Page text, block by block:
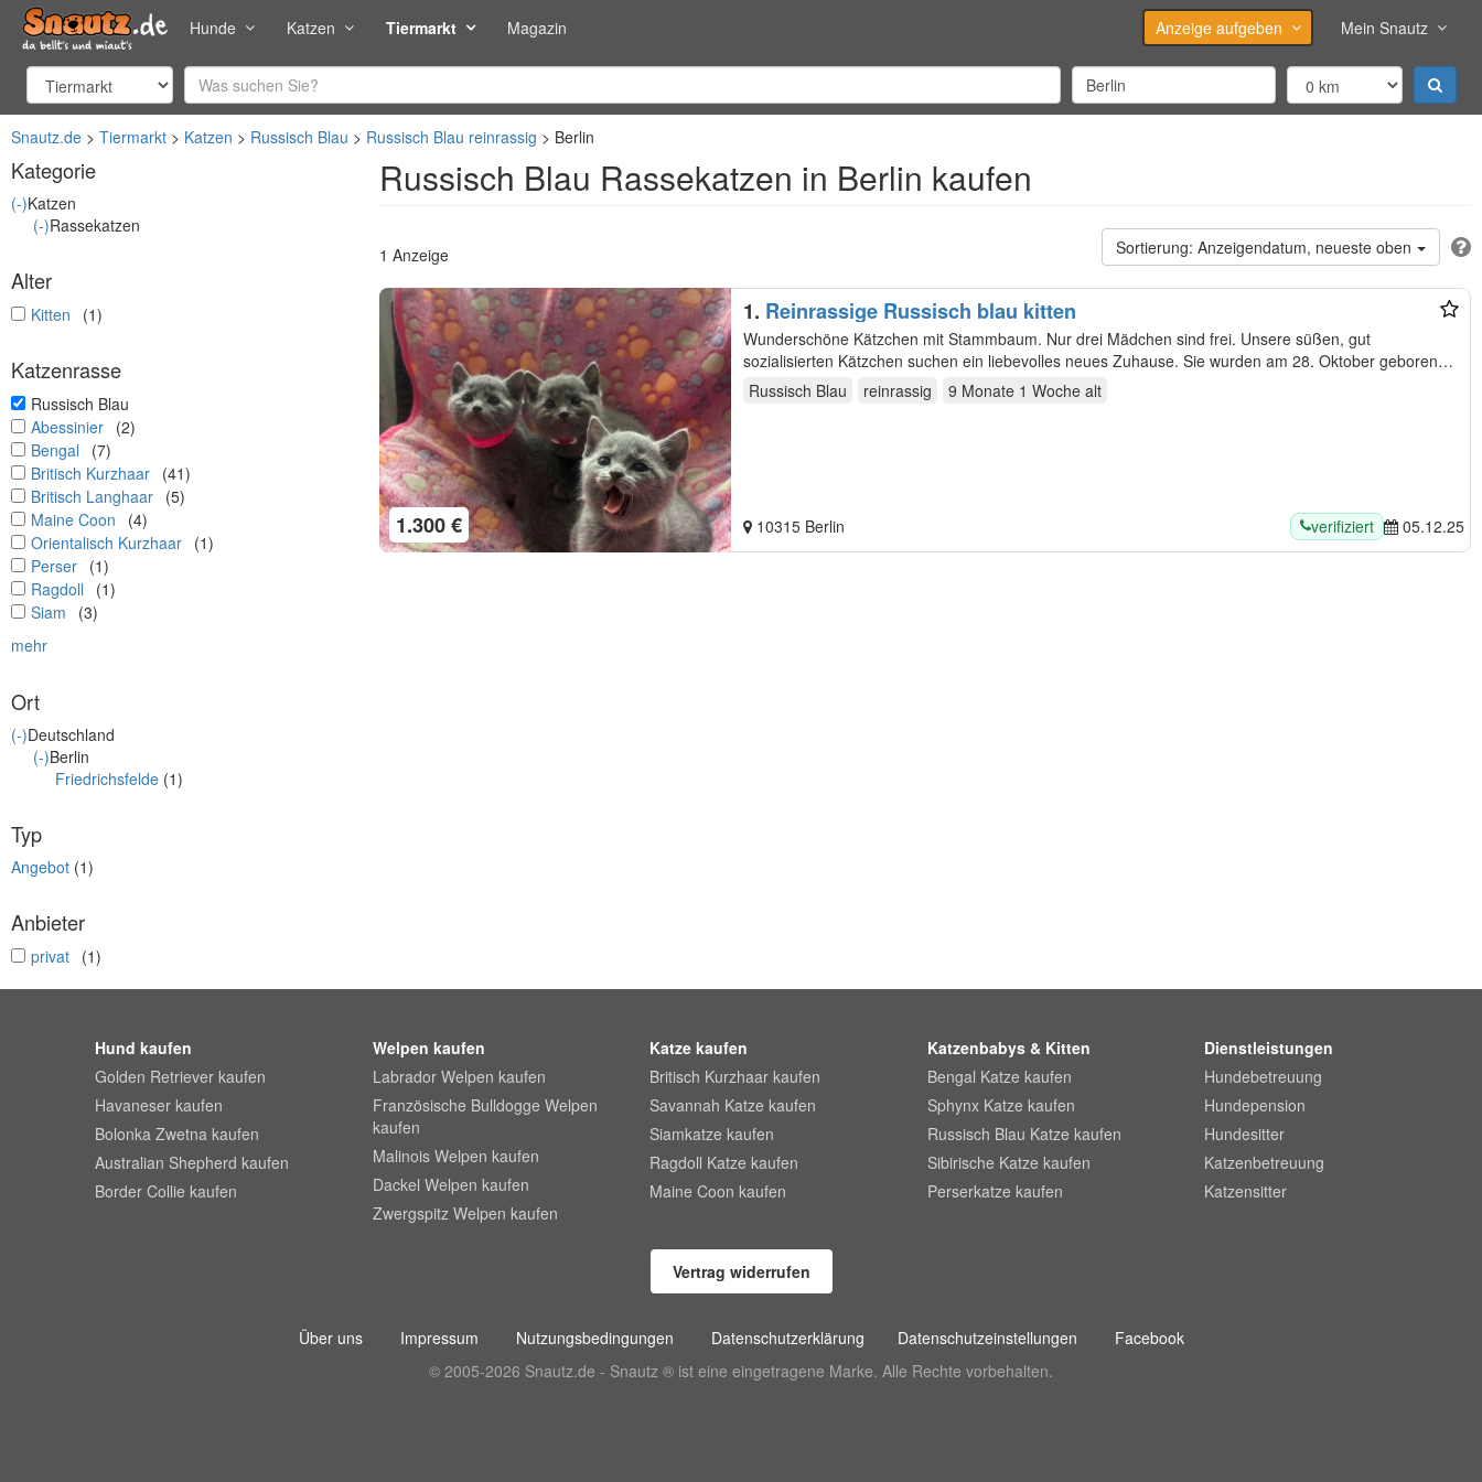
Hunde Katzen Tiermarkt Magazin Anzeige aufgeben Mein Snautz
Snautz.de Tiermarkt Katzen Russisch Blau Russisch Blau reinrassig Berlin
Kategorie
(-)Katzen
(-)Rassekatzen
Alter
undefined
Kitten (1)
Katzenrasse
undefined
Russisch Blau
undefined
Abessinier (2)
undefined
Bengal
(7)
undefined
Britisch Kurzhaar (41)
undefined
Britisch Langhaar (5)
undefined
Maine Coon
(4)
undefined
Orientalisch Kurzhaar (1)
undefined
Perser (1)
undefined
Ragdoll
(1)
undefined
Siam
(3)
mehr
Ort
(-)Deutschland
(-)Berlin
Friedrichsfelde (1)
Typ
Angebot (1)
Anbieter
undefined
privat (1)
Russisch Blau Rassekatzen in Berlin kaufen
Anzeigendatum, neueste oben
1 Anzeige
1. Reinrassige Russisch blau kitten
1.300 €
Wunderschöne Kätzchen mit Stammbaum. Nur drei Mädchen sind frei. Unsere süßen, gut
sozialisierten Kätzchen suchen ein liebevolles neues Zuhause. Sie wurden am 28. Oktober geboren
und wachsen…
Russisch Blau reinrassig 9 Monate 1 Woche alt
10315 Berlin verifiziert 05.12.25
Hund kaufen
Golden Retriever kaufen
Havaneser kaufen
Bolonka Zwetna kaufen
Australian Shepherd kaufen
Border Collie kaufen
Welpen kaufen
Labrador Welpen kaufen
Französische Bulldogge Welpen
kaufen
Malinois Welpen kaufen
Dackel Welpen kaufen
Zwergspitz Welpen kaufen
Katze kaufen
Britisch Kurzhaar kaufen
Savannah Katze kaufen
Siamkatze kaufen
Ragdoll Katze kaufen
Maine Coon kaufen
Katzenbabys & Kitten
Bengal Katze kaufen
Sphynx Katze kaufen
Russisch Blau Katze kaufen
Sibirische Katze kaufen
Perserkatze kaufen
Dienstleistungen
Hundebetreuung
Hundepension
Hundesitter
Katzenbetreuung
Katzensitter
Vertrag widerrufen
Über uns Impressum Nutzungsbedingungen Datenschutzerklärung Datenschutzeinstellungen
Facebook
© 2005-2026 Snautz.de - Snautz ® ist eine eingetragene Marke. Alle Rechte vorbehalten.